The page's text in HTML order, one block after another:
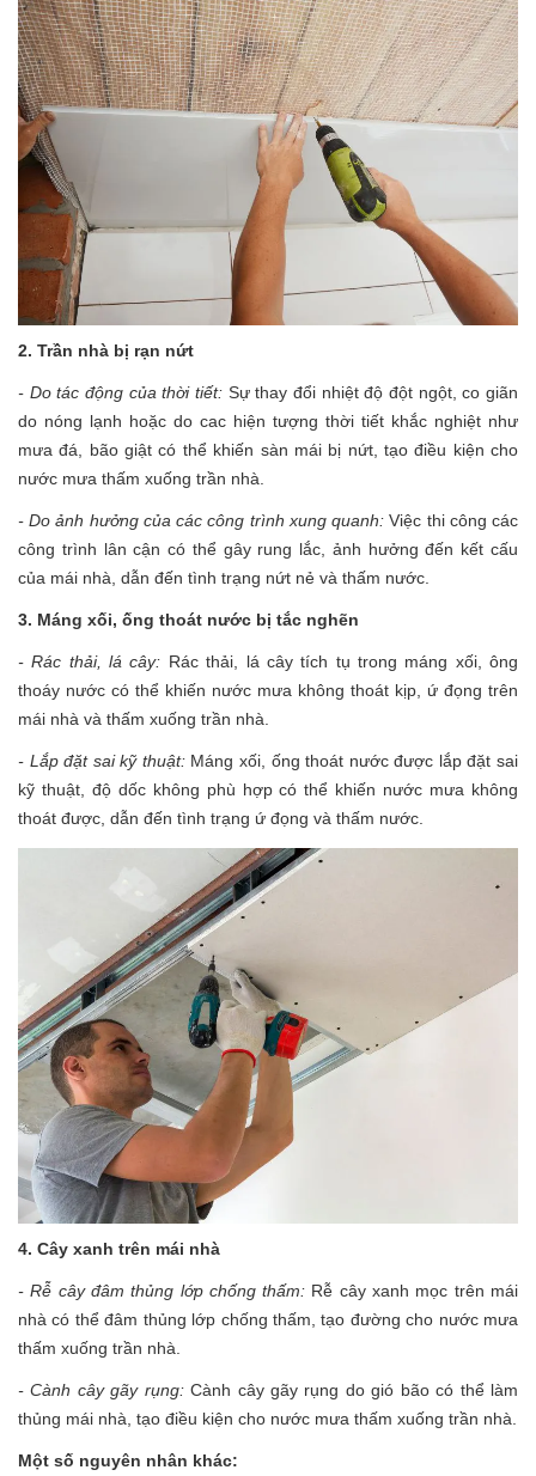
2. Trần nhà bị rạn nứt
- Do tác động của thời tiết: Sự thay đổi nhiệt độ đột ngột, co giãn
do nóng lạnh hoặc do cac hiện tượng thời tiết khắc nghiệt như
mưa đá, bão giật có thể khiến sàn mái bị nứt, tạo điều kiện cho
nước mưa thấm xuống trần nhà.
- Do ảnh hưởng của các công trình xung quanh:Việc thi công các
công trình lân cận có thể gây rung lắc, ảnh hưởng đến kết cấu
của mái nhà, dẫn đến tình trạng nứt nẻ và thấm nước.
3. Máng xối, ống thoát nước bị tắc nghẽn
- Rác thải, lá cây: Rác thải, lá cây tích tụ trong máng xối, ông
thoáy nước có thể khiến nước mưa không thoát kịp, ứ đọng trên
mái nhà và thấm xuống trần nhà.
- Lắp đặt sai kỹ thuật: Máng xối, ống thoát nước được lắp đặt sai
kỹ thuật, độ dốc không phù hợp có thể khiến nước mưa không
thoát được, dẫn đến tình trạng ứ đọng và thấm nước.
4. Cây xanh trên mái nhà
- Rễ cây đâm thủng lớp chống thấm: Rễ cây xanh mọc trên mái
nhà có thể đâm thủng lớp chống thấm, tạo đường cho nước mưa
thấm xuống trần nhà.
- Cành cây gãy rụng:Cành cây gãy rụng do gió bão có thể làm
thủng mái nhà, tạo điều kiện cho nước mưa thấm xuống trần nhà.
Một số nguyên nhân khác: